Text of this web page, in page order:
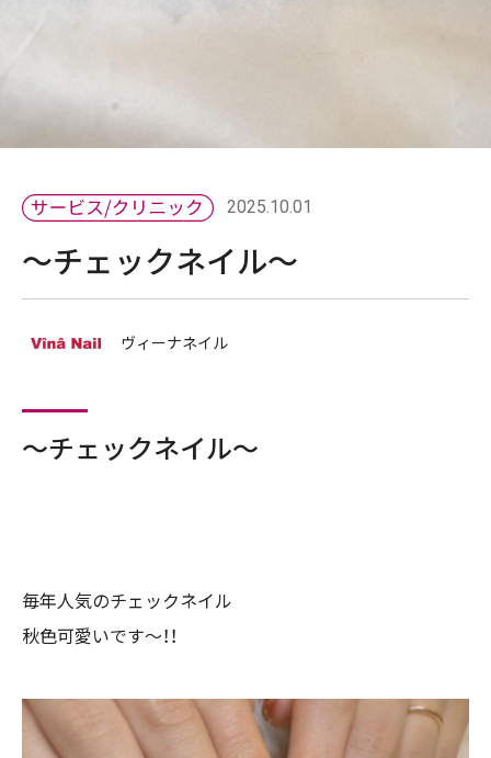
2025.10.01
〜チェックネイル〜
ヴィーナネイル
〜チェックネイル〜
毎年人気のチェックネイル
秋色可愛いです〜！！